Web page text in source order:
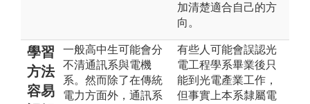
加清楚適合自己的方
向。
學習
方法
容易
一般高中生可能會分
不清通訊系與電機
系。然而除了在傳統
電力方面外，通訊系
有些人可能會誤認光
電工程學系畢業後只
能到光電產業工作，
但事實上本系隸屬電